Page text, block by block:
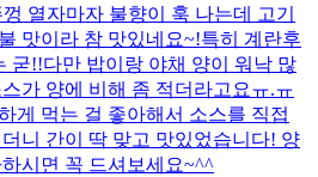
열자마자 불향이 훅 나는데 고기
맛이라 참 맛있네요~!특히 계란후
굳!! ​다만 밥이랑 야채 양이 워낙 많
가 양에 비해 좀 적더라고요ㅠ.ㅠ
게 먹는 걸 좋아해서 소스를 직접
니 간이 딱 맞고 맛있었습니다! 양
시면 꼭 드셔보세요~^^